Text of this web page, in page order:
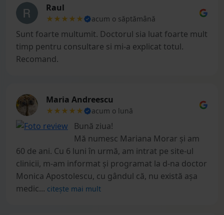
Raul
★★★★★ acum o săptămână
Sunt foarte multumit. Doctorul sia luat foarte mult
timp pentru consultare si mi-a explicat totul.
Recomand.
Maria Andreescu
★★★★★ acum o lună
Bună ziua!
Mă numesc Mariana Morar și am
60 de ani. Cu 6 luni în urmă, am intrat pe site-ul
clinicii, m-am informat și programat la d-na doctor
Monica Apostolescu, cu gândul că, nu există așa
medic... citește mai mult